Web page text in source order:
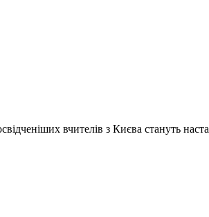
вчителів з Києва стануть